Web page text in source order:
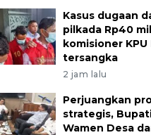
Kasus dugaan
pilkada Rp40
komisioner
tersangka
2 jam lalu
Perjuangkan
strategis,
Wamen Desa